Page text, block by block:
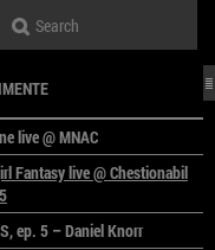
live @ MNAC
Fantasy live @ Chestionabil
ep. 5 – Daniel Knorr